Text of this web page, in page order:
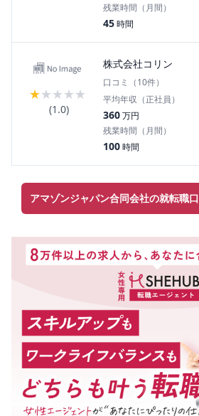
残業時間（月間）
45時間
★★★★★
(1.0)
株式会社コリン
口コミ（10件）
平均年収（正社員）
360万円
残業時間（月間）
100時間
アマゾンジャパン合同会社の就転職